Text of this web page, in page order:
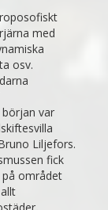
med
osv.
var
Liljefors.
fick
området